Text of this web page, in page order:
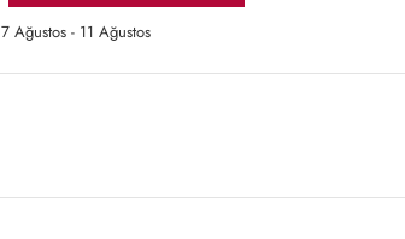
7 Ağustos - 11 Ağustos